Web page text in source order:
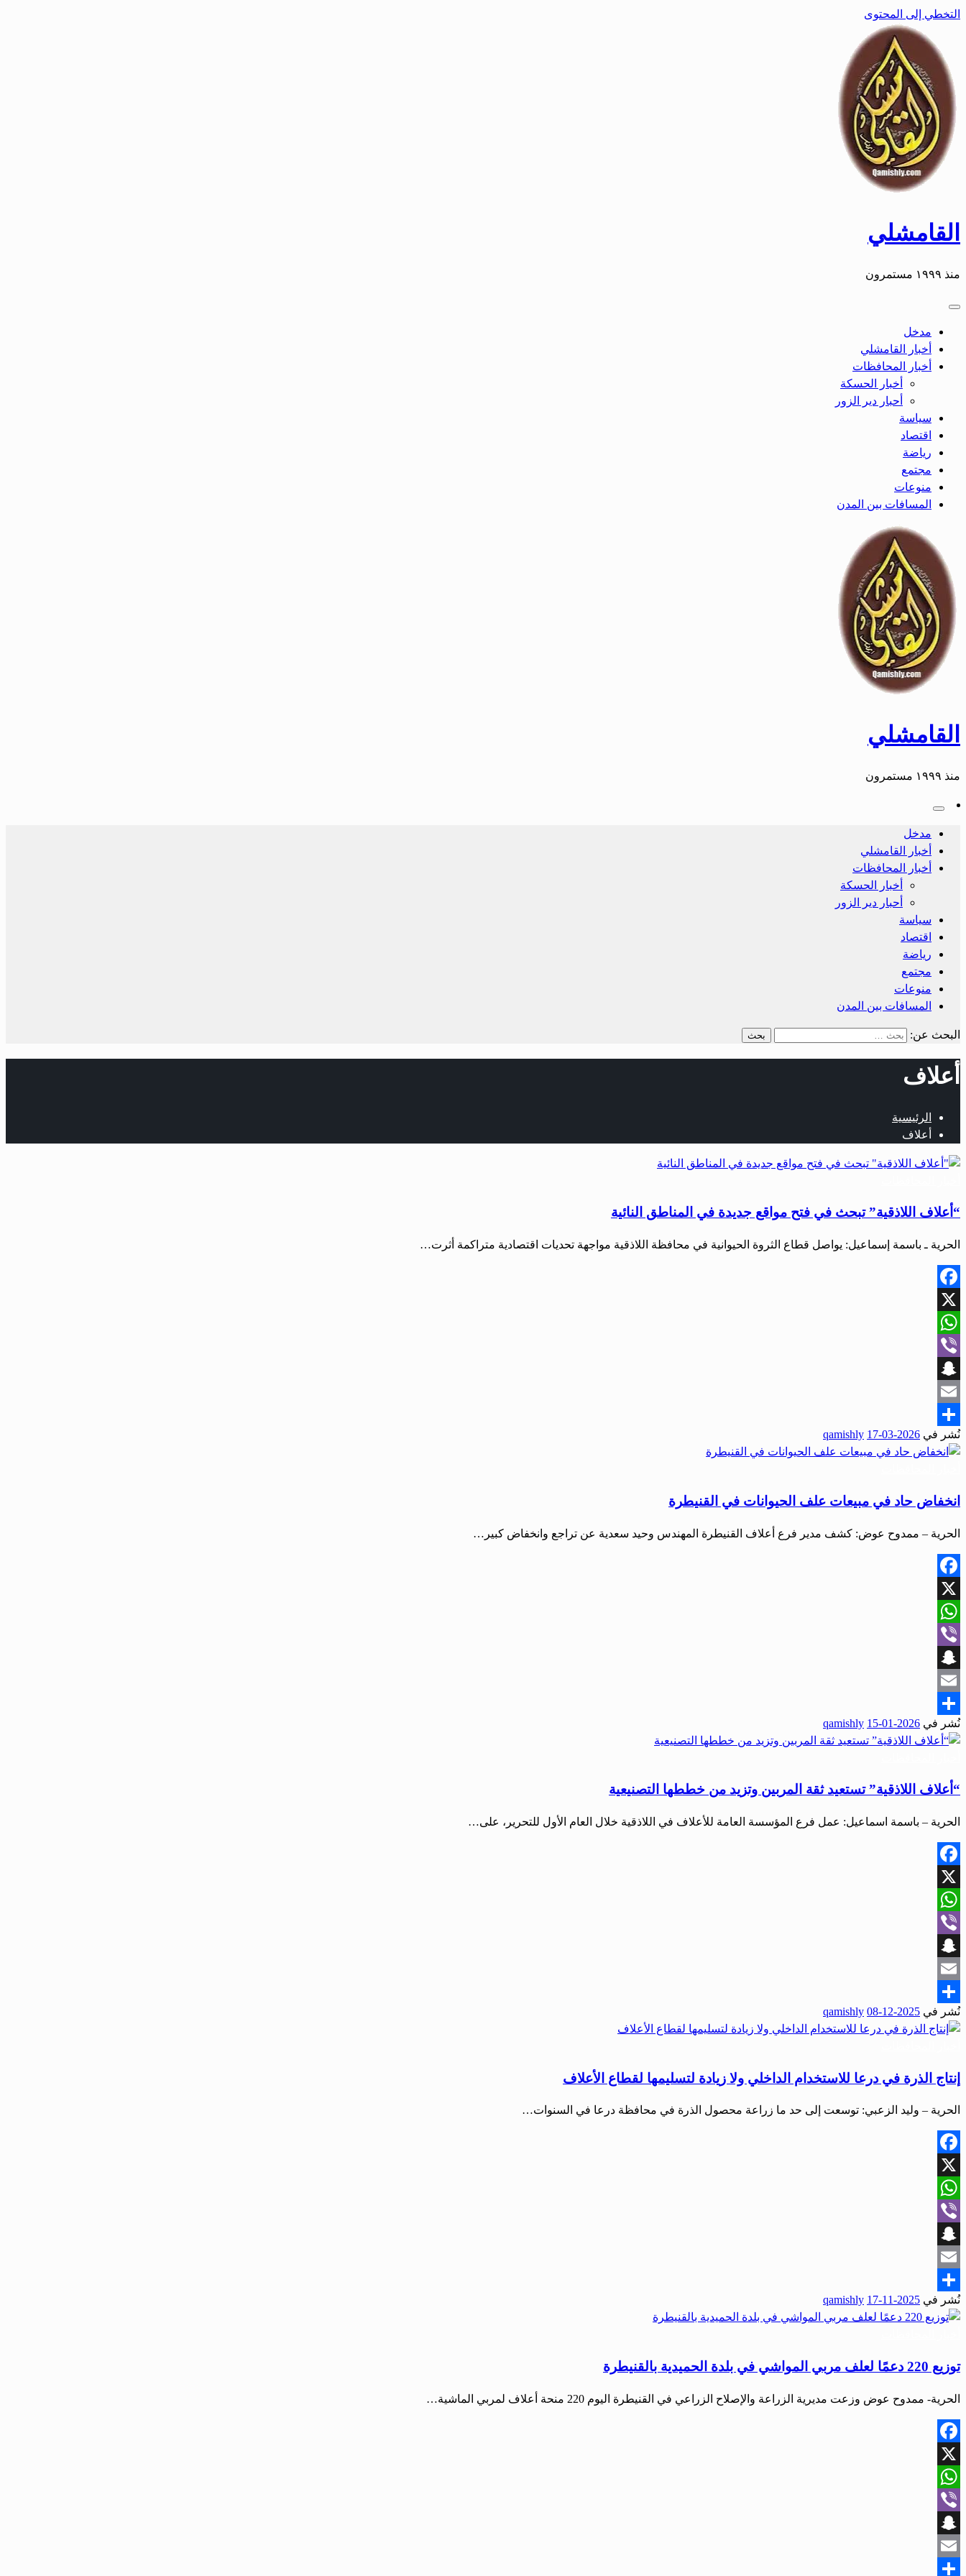
التخطي إلى المحتوى
القامشلي
منذ ١٩٩٩ مستمرون
مدخل
أخبار القامشلي
أخبار المحافظات
أخبار الحسكة
أحبار دير الزور
سياسة
اقتصاد
رياضة
مجتمع
منوعات
المسافات بين المدن
القامشلي
منذ ١٩٩٩ مستمرون
مدخل
أخبار القامشلي
أخبار المحافظات
أخبار الحسكة
أحبار دير الزور
سياسة
اقتصاد
رياضة
مجتمع
منوعات
المسافات بين المدن
البحث عن:
أعلاف
الرئيسية
أعلاف
“أعلاف اللاذقية” تبحث في فتح مواقع جديدة في المناطق النائية
الحرية ـ باسمة إسماعيل: يواصل قطاع الثروة الحيوانية في محافظة اللاذقية مواجهة تحديات اقتصادية متراكمة أثرت…
Facebook
X
WhatsApp
Viber
Snapchat
Email
Share
نُشر في 2026-03-17
qamishly
انخفاض حاد في مبيعات علف الحيوانات في القنيطرة
الحرية – ممدوح عوض: كشف مدير فرع أعلاف القنيطرة المهندس وحيد سعدية عن تراجع وانخفاض كبير…
Facebook
X
WhatsApp
Viber
Snapchat
Email
Share
نُشر في 2026-01-15
qamishly
“أعلاف اللاذقية” تستعيد ثقة المربين وتزيد من خططها التصنيعية
الحرية – باسمة اسماعيل: عمل فرع المؤسسة العامة للأعلاف في اللاذقية خلال العام الأول للتحرير، على…
Facebook
X
WhatsApp
Viber
Snapchat
Email
Share
نُشر في 2025-12-08
qamishly
إنتاج الذرة في درعا للاستخدام الداخلي ولا زيادة لتسليمها لقطاع الأعلاف
الحرية – وليد الزعبي: توسعت إلى حد ما زراعة محصول الذرة في محافظة درعا في السنوات…
Facebook
X
WhatsApp
Viber
Snapchat
Email
Share
نُشر في 2025-11-17
qamishly
توزيع 220 دعمًا لعلف مربي المواشي في بلدة الحميدية بالقنيطرة
الحرية- ممدوح عوض وزعت مديرية الزراعة والإصلاح الزراعي في القنيطرة اليوم 220 منحة أعلاف لمربي الماشية…
Facebook
X
WhatsApp
Viber
Snapchat
Email